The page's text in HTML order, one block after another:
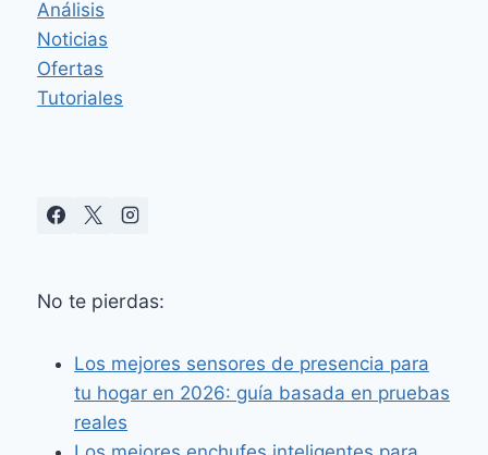
Análisis
Noticias
Ofertas
Tutoriales
No te pierdas:
Los mejores sensores de presencia para
tu hogar en 2026: guía basada en pruebas
reales